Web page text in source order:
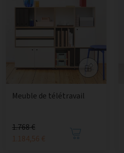
Meuble de télétravail
1.768 €
1.184,56 €